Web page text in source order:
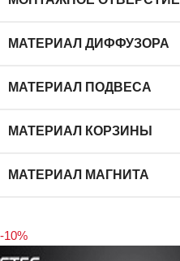
МАТЕРИАЛ ДИФФУЗОРА
МАТЕРИАЛ ПОДВЕСА
МАТЕРИАЛ КОРЗИНЫ
МАТЕРИАЛ МАГНИТА
-10%